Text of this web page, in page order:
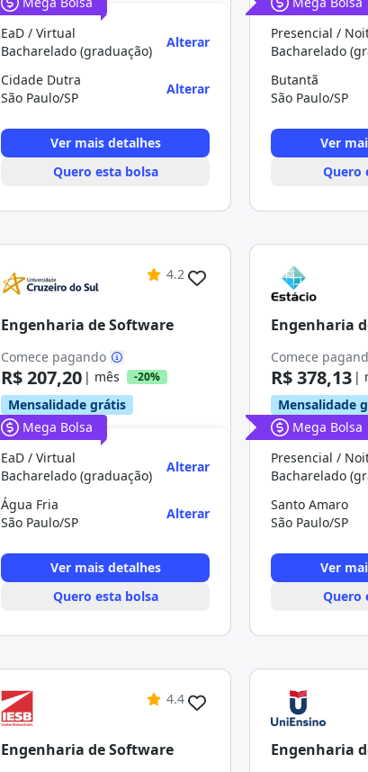
EaD / Virtual
Bacharelado (graduação)
Alterar
Cidade Dutra
São Paulo/SP
Alterar
Ver mais detalhes
Quero esta bolsa
Presencial /
Bacharelado
Butantã
São Paulo/SP
Ver
Quero
4.2
Engenharia de Software
Comece pagando
R$ 207,20 | mês -20%
Mensalidade grátis
Mega Bolsa
EaD / Virtual
Bacharelado (graduação)
Alterar
Água Fria
São Paulo/SP
Alterar
Ver mais detalhes
Quero esta bolsa
Engenharia
Comece
R$ 378,13 |
Mensalidade
Mega Bolsa
Presencial /
Bacharelado
Santo Amaro
São Paulo/SP
Ver
Quero
4.4
Engenharia de Software Engenharia